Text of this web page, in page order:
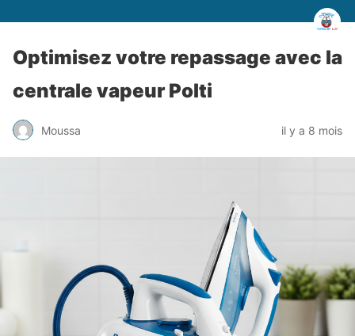
Optimisez votre repassage avec la
centrale vapeur Polti
Moussa il y a 8 mois